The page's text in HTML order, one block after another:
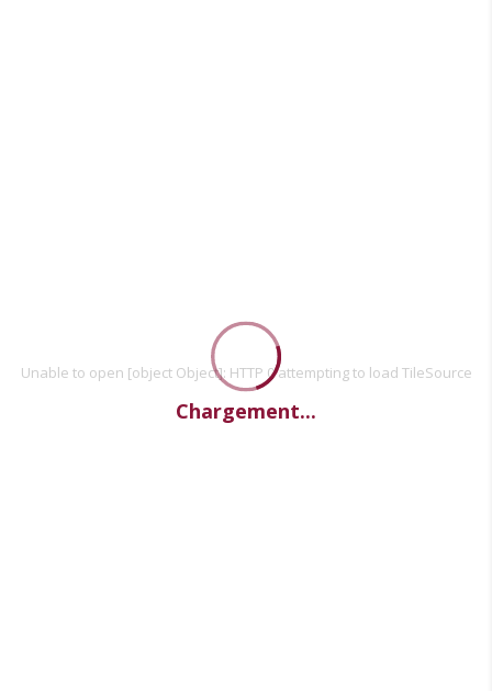
Unable to open [object Object]: HTTP 0 attempting to load TileSource
Chargement...